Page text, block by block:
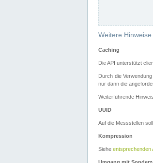
Weitere Hinweise
Caching
Die API unterstützt
Durch die
nur dann die
Weiterführende
UUID
Auf die Messstellen
Kompression
Siehe entsprechenden